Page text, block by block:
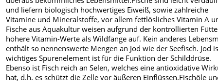
und liefern biologisch hochwertiges Eiweiß, sowie zahlreiche
Vitamine und Mineralstoffe, vor allem fettlösliches Vitamin A
Fische aus Aquakultur weisen aufgrund der kontrollierten
höhere Vitamin-Werte als Wildfänge auf. Kein anderes
enthält so nennenswerte Mengen an Jod wie der Seefisch. Jod
wichtiges Spurenelement ist für die Funktion der Schilddrüse.
Ebenso ist Fisch reich an Selen, welches eine antioxidative
hat, d.h. es schützt die Zelle vor äußeren Einflüssen.Fischöle